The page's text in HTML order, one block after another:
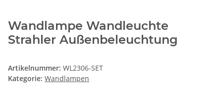
Wandlampe Wandleuchte
Strahler Außenbeleuchtung
Artikelnummer: WL2306-SET
Kategorie: Wandlampen